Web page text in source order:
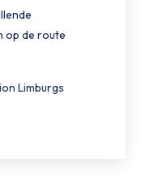
op de route
Limburgs